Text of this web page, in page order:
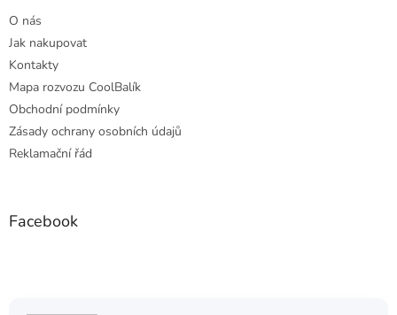
O nás
Jak nakupovat
Kontakty
Mapa rozvozu CoolBalík
Obchodní podmínky
Zásady ochrany osobních údajů
Reklamační řád
Facebook